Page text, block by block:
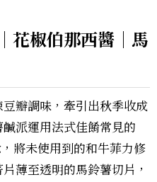
花椒伯那西醬｜馬
瓣調味，牽引出秋季收成
派運用法式佳餚常見的
未使用到的和牛菲力修
薄至透明的馬鈴薯切片，